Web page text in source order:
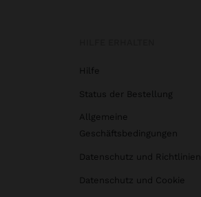
Hilfe
Status der Bestellung
Allgemeine
Geschäftsbedingungen
Datenschutz und Richtlinien
Datenschutz und Cookie